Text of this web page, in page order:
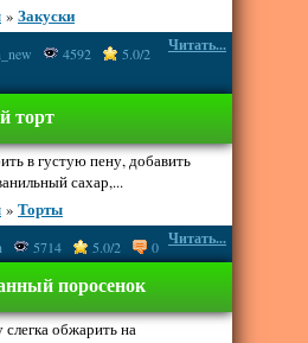
» Закуски
Читать...
4592
5.0/2
торт
в густую пену, добавить
сахар,...
» Торты
Читать...
5714 5.0/2 0
поросенок
слегка обжарить на